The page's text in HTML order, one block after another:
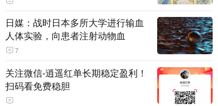
日媒：战时日本多所大学进行输血
人体实验，向患者注射动物血
7
关注微信-逍遥红单长期稳定盈利！
扫码看免费稳胆